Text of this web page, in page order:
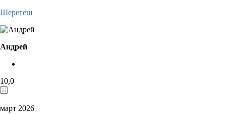
Шерегеш
Андрей
10,0
март 2026